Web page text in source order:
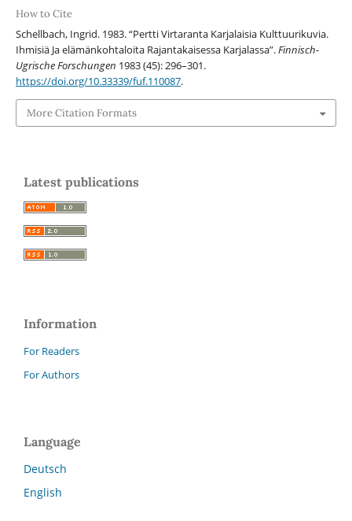
How to Cite
Schellbach, Ingrid. 1983. “Pertti Virtaranta Karjalaisia Kulttuurikuvia.
Ihmisiä Ja elämänkohtaloita Rajantakaisessa Karjalassa”.Finnisch-
Ugrische Forschungen 1983 (45): 296–301.
https://doi.org/10.33339/fuf.110087.
More Citation Formats
Latest publications
Information
For Readers
For Authors
Language
Deutsch
English